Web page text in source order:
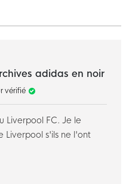
adidas en noir
vérifié
Liverpool FC. Je le
Liverpool s'ils ne l'ont